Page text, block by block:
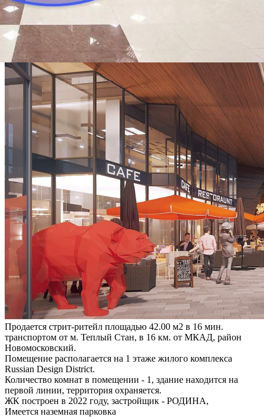
Продается стрит-ритейл площадью 42.00 м2 в 16 мин.
транспортом от м. Теплый Стан, в 16 км. от МКАД, район
Новомосковский.
Помещение располагается на 1 этаже жилого комплекса
Russian Design District.
Количество комнат в помещении - 1, здание находится на
первой линии, территория охраняется.
ЖК построен в 2022 году, застройщик - РОДИНА,
Имеется наземная парковка